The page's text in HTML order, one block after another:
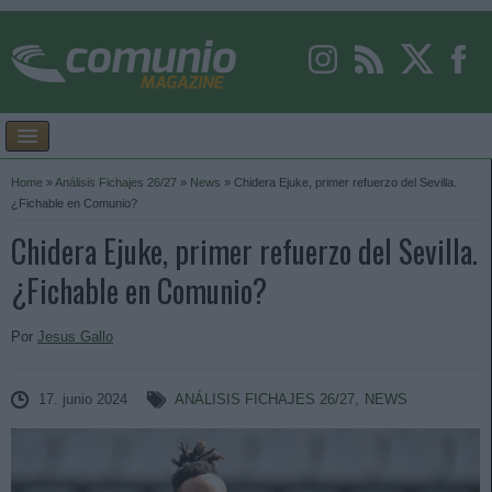
Home »Análisis Fichajes 26/27 » News » Chidera Ejuke, primer refuerzo del Sevilla.
¿Fichable en Comunio?
Chidera Ejuke, primer refuerzo del Sevilla.
¿Fichable en Comunio?
Por Jesus Gallo
17. junio 2024 ANÁLISIS FICHAJES 26/27, NEWS